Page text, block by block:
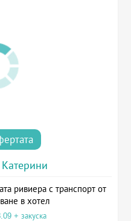
ривиера с транспорт от
в хотел
+ закуска